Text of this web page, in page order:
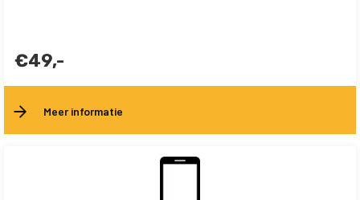
€49,-
Meer informatie